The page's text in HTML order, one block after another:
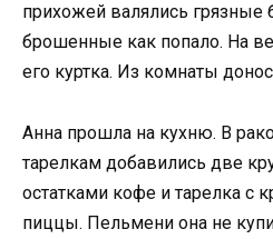
прихожей валялись грязные
брошенные как попало. На
его куртка. Из комнаты
Анна прошла на кухню. В
тарелкам добавились две
остатками кофе и тарелка с
пиццы. Пельмени она не